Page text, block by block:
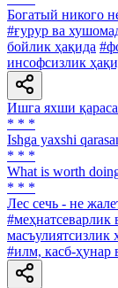
Богатый никого
#ғурур ва
бойлик ҳақида
инсофсизлик
Ишга яхши
* * *
Ishga yaxshi
* * *
What is worth
* * *
Лес сечь - не
#меҳнатсеварлик
масъулиятсизлик
#илм, касб-ҳунар